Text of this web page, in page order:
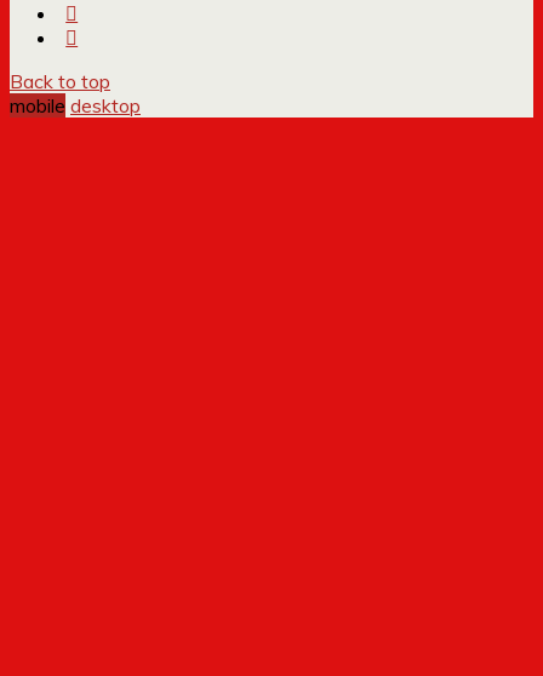
Back to top
mobile desktop